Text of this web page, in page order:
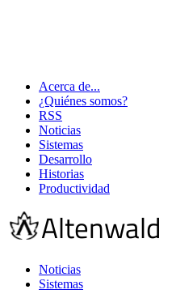
Acerca de...
¿Quiénes somos?
RSS
Noticias
Sistemas
Desarrollo
Historias
Productividad
Noticias
Sistemas